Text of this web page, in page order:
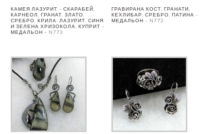
КАМЕЯ ЛАЗУРИТ – СКАРАБЕЙ,
КАРНЕОЛ, ГРАНАТ, ЗЛАТО,
СРЕБРО. КРИЛА: ЛАЗУРИТ, СИНЯ
И ЗЕЛЕНА ХРИЗОКОЛА, КУПРИТ –
МЕДАЛЬОН – N773
ГРАВИРАНА КОСТ, ГРАНАТИ,
КЕХЛИБАР, СРЕБРО, ПАТИНА –
МЕДАЛЬОН – N772